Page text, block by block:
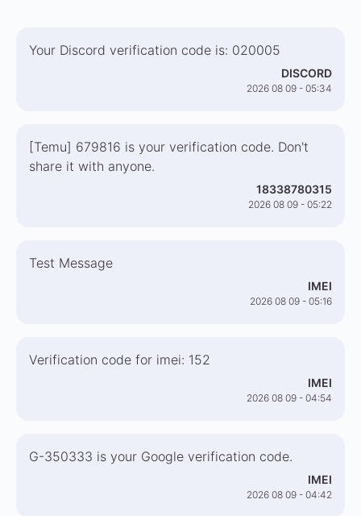
Your Discord verification code is: 020005
DISCORD
2026 08 09 - 05:34
[Temu] 679816 is your verification code. Don't
share it with anyone.
18338780315
2026 08 09 - 05:22
Test Message
IMEI
2026 08 09 - 05:16
Verification code for imei: 152
IMEI
2026 08 09 - 04:54
G-350333 is your Google verification code.
IMEI
2026 08 09 - 04:42